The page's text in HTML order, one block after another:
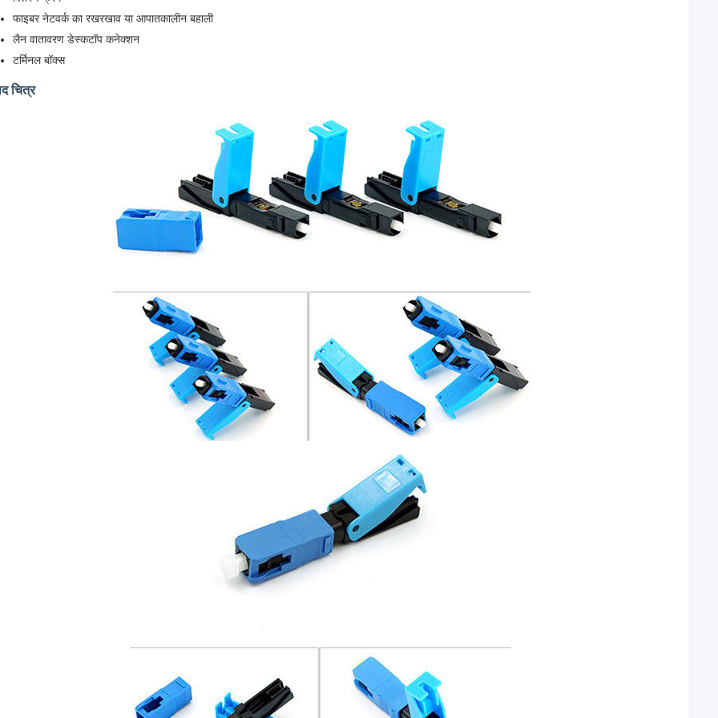
फाइबर नेटवर्क का रखरखाव या आपातकालीन बहाली
लैन वातावरण डेस्कटॉप कनेक्शन
टर्मिनल बॉक्स
चित्र